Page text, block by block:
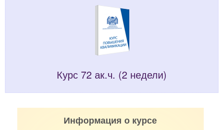
Курс 72 ак.ч. (2 недели)
Информация о курсе